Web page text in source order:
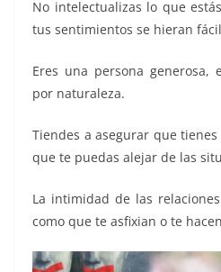
No intelectualizas lo que
tus sentimientos se hieran
Eres una persona generosa,
por naturaleza.
Tiendes a asegurar que
que te puedas alejar de las
La intimidad de las
como que te asfixian o te